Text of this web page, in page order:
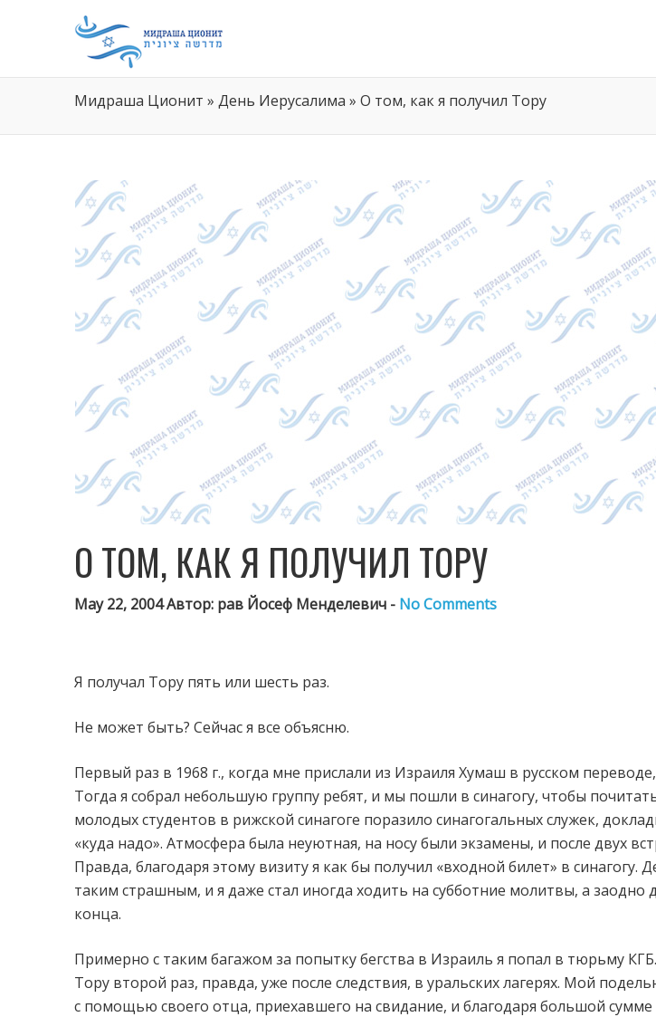
Мидраша Ционит » День Иерусалима » О том, как я получил Тору
О ТОМ, КАК Я ПОЛУЧИЛ ТОРУ
May 22, 2004 Автор: рав Йосеф Менделевич - No Comments
Я получал Тору пять или шесть раз.
Не может быть? Сейчас я все объясню.
Первый раз в 1968 г., когда мне прислали из Израиля Хумаш в русском переводе,
Тогда я собрал небольшую группу ребят, и мы пошли в синагогу, чтобы
молодых студентов в рижской синагоге поразило синагогальных служек,
«куда надо». Атмосфера была неуютная, на носу были экзамены, и после двух
Правда, благодаря этому визиту я как бы получил «входной билет» в синагогу.
таким страшным, и я даже стал иногда ходить на субботние молитвы, а заодно
конца.
Примерно с таким багажом за попытку бегства в Израиль я попал в тюрьму
Тору второй раз, правда, уже после следствия, в уральских лагерях. Мой
с помощью своего отца, приехавшего на свидание, и благодаря большой сумме